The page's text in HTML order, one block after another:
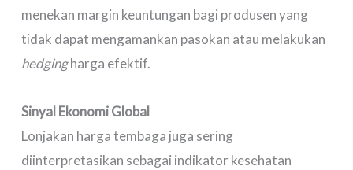
menekan margin keuntungan bagi produsen yang
tidak dapat mengamankan pasokan atau melakukan
hedgingharga efektif.
Sinyal Ekonomi Global
Lonjakan harga tembaga juga sering
diinterpretasikan sebagai indikator kesehatan